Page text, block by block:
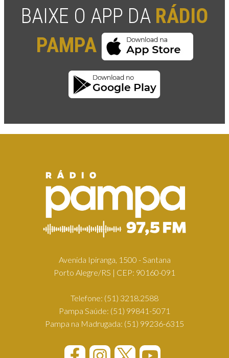
BAIXE O APP DA RÁDIO
PAMPA
Avenida Ipiranga, 1500 - Santana
Porto Alegre/RS | CEP: 90160-091
Telefone: (51) 3218.2588
Pampa Saúde: (51) 99841-5071
Pampa na Madrugada: (51) 99236-6315